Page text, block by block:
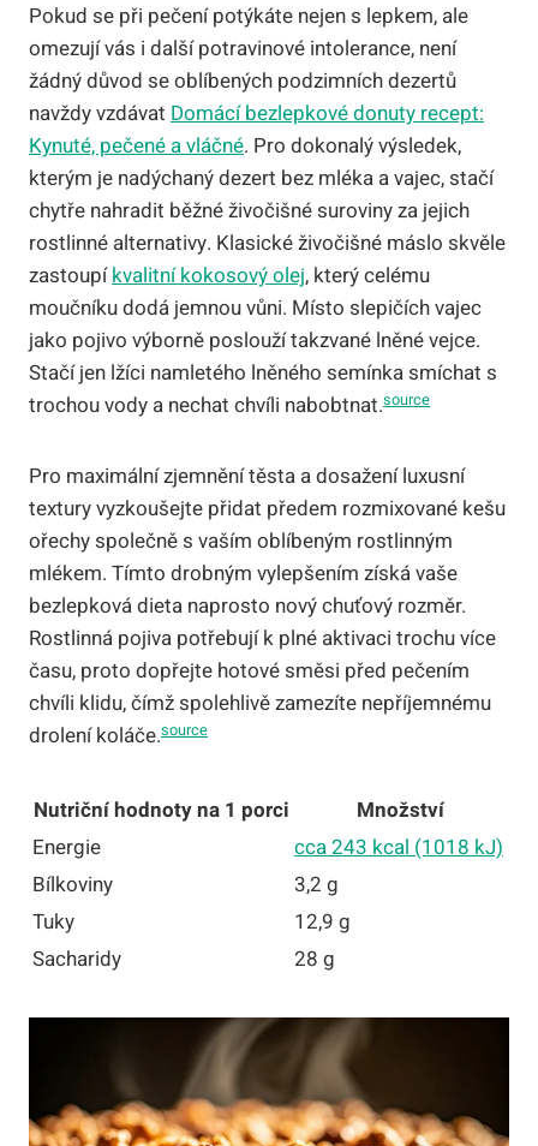
Pokud se při pečení potýkáte nejen s lepkem, ale
omezují vás i další potravinové intolerance, není
žádný důvod se oblíbených podzimních dezertů
navždy vzdávat Domácí bezlepkové donuty recept:
Kynuté, pečené a vláčné. Pro dokonalý výsledek,
kterým je nadýchaný dezert bez mléka a vajec, stačí
chytře nahradit běžné živočišné suroviny za jejich
rostlinné alternativy. Klasické živočišné máslo skvěle
zastoupíkvalitní kokosový olej, který celému
moučníku dodá jemnou vůni. Místo slepičích vajec
jako pojivo výborně poslouží takzvané lněné vejce.
Stačí jen lžíci namletého lněného semínka smíchat s
trochou vody a nechat chvíli nabobtnat.source
Pro maximální zjemnění těsta a dosažení luxusní
textury vyzkoušejte přidat předem rozmixované kešu
ořechy společně s vaším oblíbeným rostlinným
mlékem. Tímto drobným vylepšením získá vaše
bezlepková dieta naprosto nový chuťový rozměr.
Rostlinná pojiva potřebují k plné aktivaci trochu více
času, proto dopřejte hotové směsi před pečením
chvíli klidu, čímž spolehlivě zamezíte nepříjemnému
drolení koláče.source
Nutriční hodnoty na 1 porci
Množství
Energie
cca 243 kcal (1018 kJ)
Bílkoviny
3,2 g
Tuky
12,9 g
Sacharidy
28 g